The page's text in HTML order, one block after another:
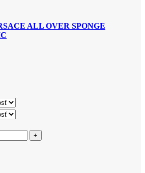
ALL OVER SPONGE